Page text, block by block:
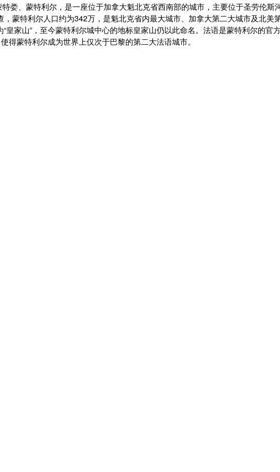
娄、蒙特利尔，是一座位于加拿大魁北克省西南部的城市，主要位于圣劳伦斯
蒙特利尔人口约为342万，是魁北克省内最大城市、加拿大第二大城市及北美
“皇家山”，至今蒙特利尔城中心的地标皇家山仍以此命名。法语是蒙特利尔的官
得蒙特利尔成为世界上仅次于巴黎的第二大法语城市。